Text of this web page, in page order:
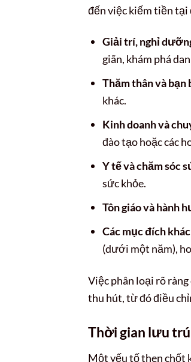
đến việc kiếm tiền tại
Giải trí, nghỉ
giãn, khám phá
Thăm thân và bạn
khác.
Kinh doanh và
đào tạo hoặc các
Y tế và chăm sóc
sức khỏe.
Tôn giáo và hành
Các mục đích
(dưới một năm),
Việc phân loại rõ ràng
thu hút, từ đó điều
Thời gian lưu trú
Một yếu tố then chốt